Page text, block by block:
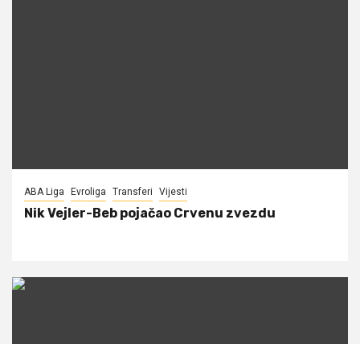
ABA Liga Evroliga Transferi Vijesti
Nik Vejler-Beb pojačao Crvenu zvezdu